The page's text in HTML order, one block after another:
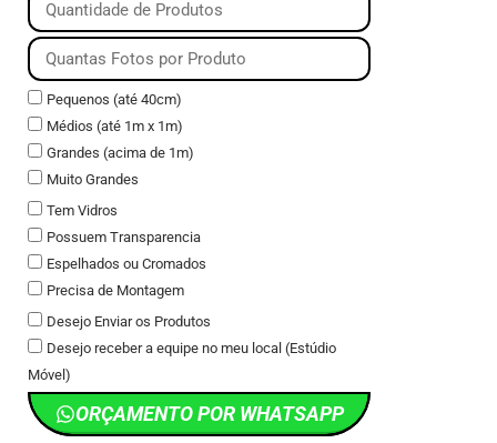
Pequenos (até 40cm)
Médios (até 1m x 1m)
Grandes (acima de 1m)
Muito Grandes
Tem Vidros
Possuem Transparencia
Espelhados ou Cromados
Precisa de Montagem
Desejo Enviar os Produtos
Desejo receber a equipe no meu local (Estúdio
Móvel)
ORÇAMENTO POR WHATSAPP